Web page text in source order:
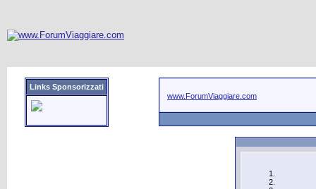
Links Sponsorizzati
www.ForumViaggiare.com